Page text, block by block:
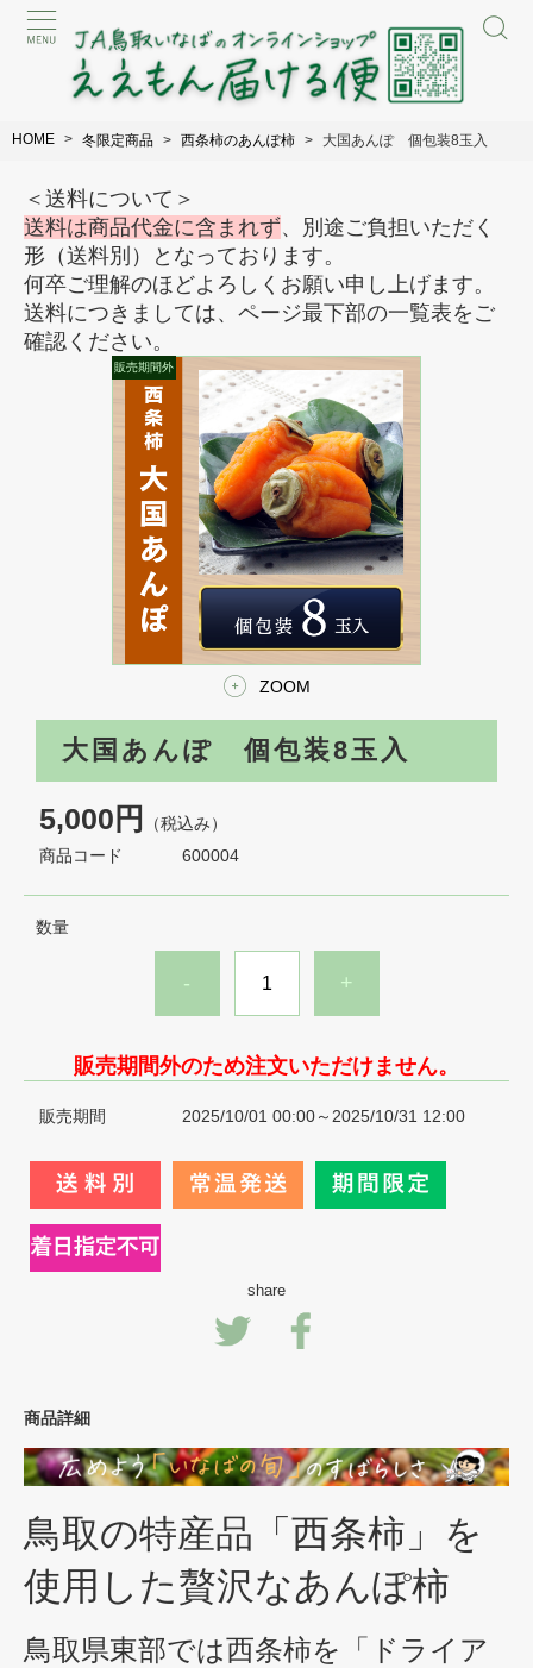
HOME 冬限定商品 西条柿のあんぽ柿 大国あんぽ 個包装8玉入
＜送料について＞
送料は商品代金に含まれず、別途ご負担いただく
形（送料別）となっております。
何卒ご理解のほどよろしくお願い申し上げます。
送料につきましては、ページ最下部の一覧表をご
確認ください。
ZOOM
大国あんぽ 個包装8玉入
5,000円
（税込み）
商品コード
600004
数量
- +
販売期間外のため注文いただけません。
販売期間 2025/10/01 00:00～2025/10/31 12:00
share
商品詳細
鳥取の特産品「西条柿」を
使用した贅沢なあんぽ柿
鳥取県東部では西条柿を「ドライア